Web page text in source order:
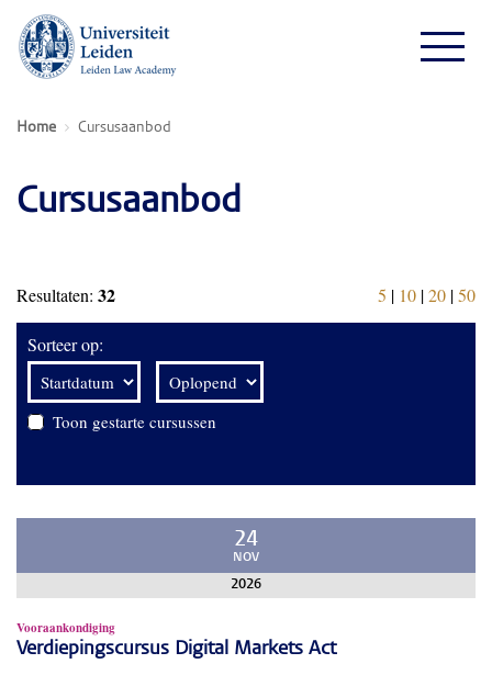
Home Cursusaanbod
Cursusaanbod
Resultaten: 32 5 | 10 |20 |50
Sorteer op:
Toon gestarte cursussen
24
NOV
2026
Vooraankondiging
Verdiepingscursus Digital Markets Act